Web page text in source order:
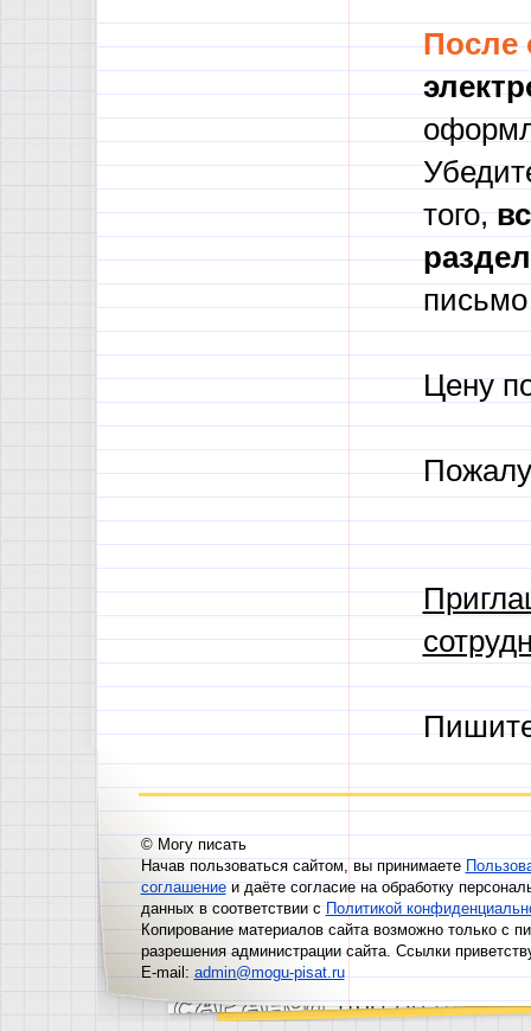
После
того,в
письмо
Цену
© Могу писать
Начав пользоваться сайтом, вы принимаете
соглашениеи даёте согласие на обработку
данных в соответствии сПолитикой
Копирование материалов сайта возможно только с
разрешения администрации сайта. Ссылки
E-mail:admin@mogu-pisat.ru